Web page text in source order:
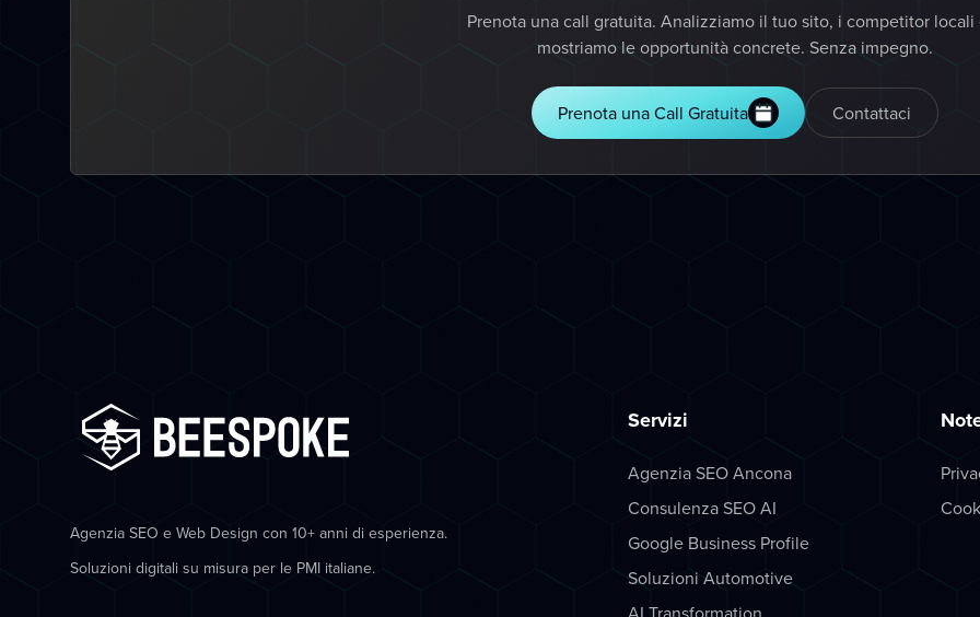
Prenota una call gratuita. Analizziamo il tuo sito, i competitor locali
mostriamo le opportunità concrete. Senza impegno.
Prenota una Call Gratuita Contattaci
Agenzia SEO e Web Design con 10+ anni di esperienza.
Soluzioni digitali su misura per le PMI italiane.
Servizi
Agenzia SEO Ancona
Consulenza SEO AI
Google Business Profile
Soluzioni Automotive